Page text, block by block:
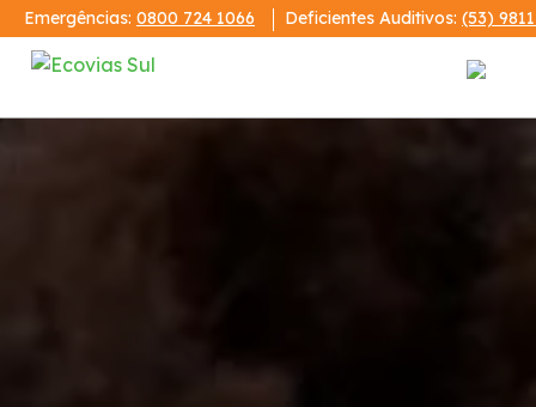
Emergências: 0800 724 1066 Deficientes Auditivos: (53)